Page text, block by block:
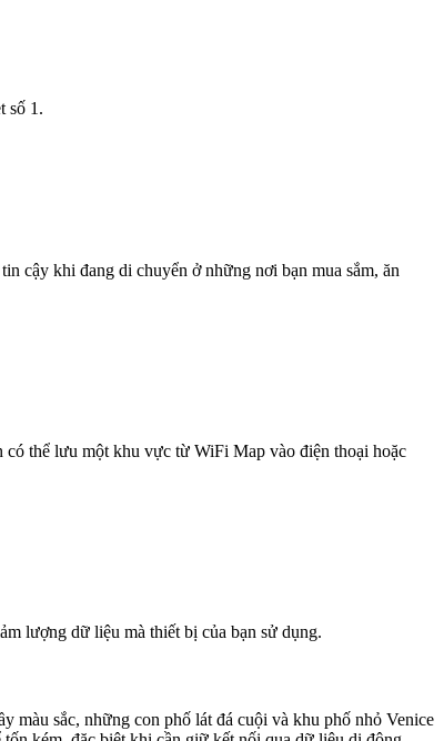
số 1.
cậy khi đang di chuyển ở những nơi bạn mua sắm, ăn
thể lưu một khu vực từ WiFi Map vào điện thoại hoặc
lượng dữ liệu mà thiết bị của bạn sử dụng.
màu sắc, những con phố lát đá cuội và khu phố nhỏ Venice